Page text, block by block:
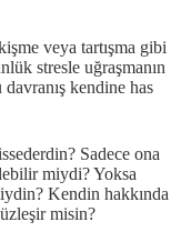
veya tartışma gibi
stresle uğraşmanın
kendine has
Sadece ona
miydi? Yoksa
Kendin hakkında
misin?